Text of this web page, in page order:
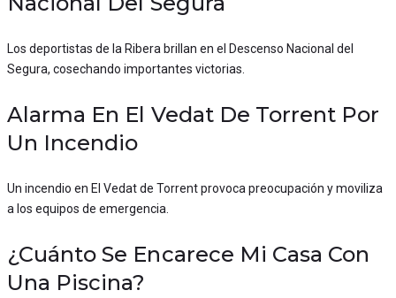
Los deportistas de la Ribera brillan en el Descenso Nacional del
Segura, cosechando importantes victorias.
Alarma En El Vedat De Torrent Por
Un Incendio
Un incendio en El Vedat de Torrent provoca preocupación y moviliza
a los equipos de emergencia.
¿Cuánto Se Encarece Mi Casa Con
Una Piscina?